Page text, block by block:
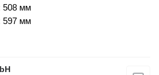
508 мм
597 мм